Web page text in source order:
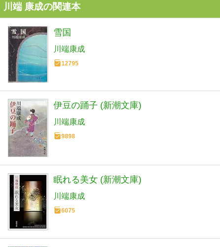
川端 康成の関連本
雪国
川端康成
12795
伊豆の踊子 (新潮文庫)
川端康成
9898
眠れる美女 (新潮文庫)
川端康成
6075